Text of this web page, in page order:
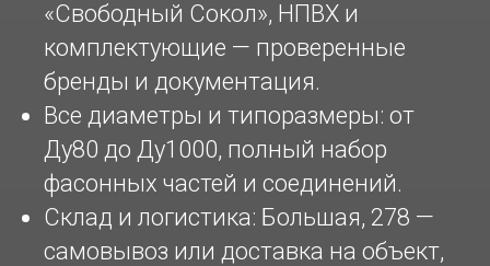
«Свободный Сокол», НПВХ и
комплектующие — проверенные
бренды и документация.
Все диаметры и типоразмеры: от
Ду80 до Ду1000, полный набор
фасонных частей и соединений.
Склад и логистика: Большая, 278 —
самовывоз или доставка на объект,